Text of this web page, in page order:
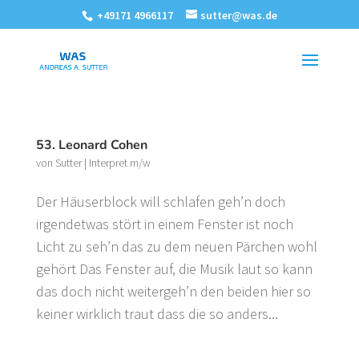
+49171 4966117 sutter@was.de
53. Leonard Cohen
von Sutter| Interpret m/w
Der Häuserblock will schlafen geh’n doch
irgendetwas stört in einem Fenster ist noch
Licht zu seh’n das zu dem neuen Pärchen wohl
gehört Das Fenster auf, die Musik laut so kann
das doch nicht weitergeh’n den beiden hier so
keiner wirklich traut dass die so anders...